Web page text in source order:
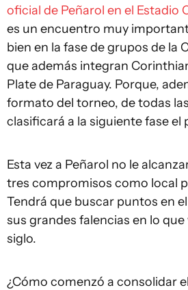
oficial de Peñarol en el Estadio
es un encuentro muy
bien en la fase de grupos de la
que además integran
Plate de Paraguay. Porque,
formato del torneo, de todas
clasificará a la siguiente fase el
Esta vez a Peñarol no le
tres compromisos como local
Tendrá que buscar puntos en
sus grandes falencias en lo
siglo.
¿Cómo comenzó a consolidar